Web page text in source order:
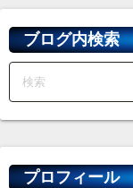
イ
ブブログ内検索
プロフィール